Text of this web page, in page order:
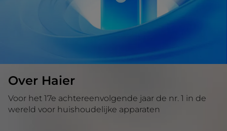
Over Haier
Voor het 17e achtereenvolgende jaar de nr. 1 in de
wereld voor huishoudelijke apparaten